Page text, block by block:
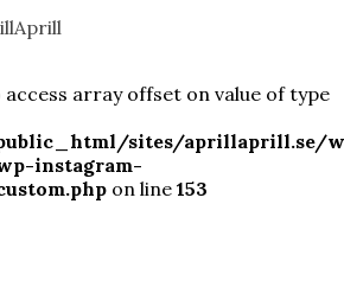
array offset on value of type
sites/aprillaprill.se/
instagram-
on line 153